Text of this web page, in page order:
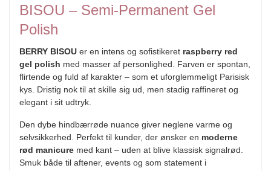
BISOU – Semi-Permanent Gel
Polish
BERRY BISOU er en intens og sofistikeret raspberry red
gel polish med masser af personlighed. Farven er spontan,
flirtende og fuld af karakter – som et uforglemmeligt Parisisk
kys. Dristig nok til at skille sig ud, men stadig raffineret og
elegant i sit udtryk.
Den dybe hindbærrøde nuance giver neglene varme og
selvsikkerhed. Perfekt til kunder, der ønsker en moderne
rød manicure med kant – uden at blive klassisk signalrød.
Smuk både til aftener, events og som statement i